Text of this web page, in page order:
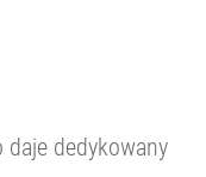
dedykowany